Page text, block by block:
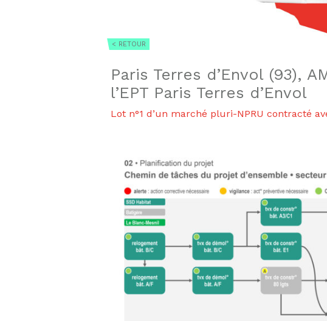
< RETOUR
Paris Terres d’Envol (93),
l’EPT Paris Terres d’Envol
Lot n°1 d’un marché pluri-NPRU contracté